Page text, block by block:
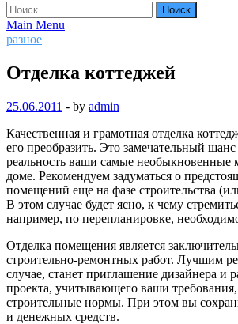
Найти:
Main Menu
разное
Отделка коттеджей
25.06.2011 - by admin
Качественная и грамотная отделка
его преобразить. Это замечательный
реальность ваши самые
доме. Рекомендуем задуматься о
помещений еще на фазе строительства
В этом случае будет ясно, к чему
например, по перепланировке,
Отделка помещения является
строительно-ремонтных работ. Лучшим
случае, станет приглашение дизайнера и
проекта, учитывающего ваши
строительные нормы. При этом вы
и денежных средств.